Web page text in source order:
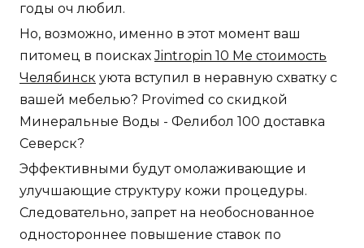
годы оч любил.
Но, возможно, именно в этот момент ваш
питомец в поискахJintropin 10 Me стоимость
Челябинск уюта вступил в неравную схватку с
вашей мебелью? Provimed со скидкой
Минеральные Воды - Фелибол 100 доставка
Северск?
Эффективными будут омолаживающие и
улучшающие структуру кожи процедуры.
Следовательно, запрет на необоснованное
одностороннее повышение ставок по